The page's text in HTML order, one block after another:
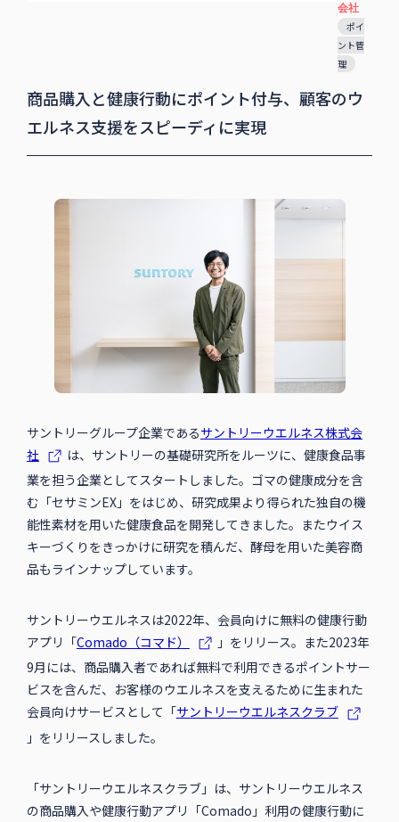
会社
ポイ
ント管
理
商品購入と健康行動にポイント付与、顧客のウ
エルネス支援をスピーディに実現
サントリーグループ企業であるサントリーウエルネス株式会
社
は、サントリーの基礎研究所をルーツに、健康食品事
業を担う企業としてスタートしました。ゴマの健康成分を含
む「セサミンEX」をはじめ、研究成果より得られた独自の機
能性素材を用いた健康食品を開発してきました。またウイス
キーづくりをきっかけに研究を積んだ、酵母を用いた美容商
品もラインナップしています。
サントリーウエルネスは2022年、会員向けに無料の健康行動
アプリ「Comado（コマド）
」をリリース。また2023年
9月には、商品購入者であれば無料で利用できるポイントサー
ビスを含んだ、お客様のウエルネスを支えるために生まれた
会員向けサービスとして「サントリーウエルネスクラブ
」をリリースしました。
「サントリーウエルネスクラブ」は、サントリーウエルネス
の商品購入や健康行動アプリ「Comado」利用の健康行動に